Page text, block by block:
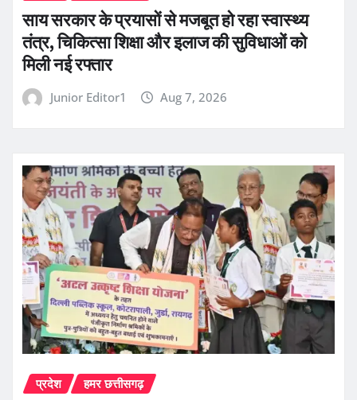
साय सरकार के प्रयासों से मजबूत हो रहा स्वास्थ्य
तंत्र, चिकित्सा शिक्षा और इलाज की सुविधाओं को
मिली नई रफ्तार
Junior Editor1 Aug 7, 2026
प्रदेश हमर छत्तीसगढ़